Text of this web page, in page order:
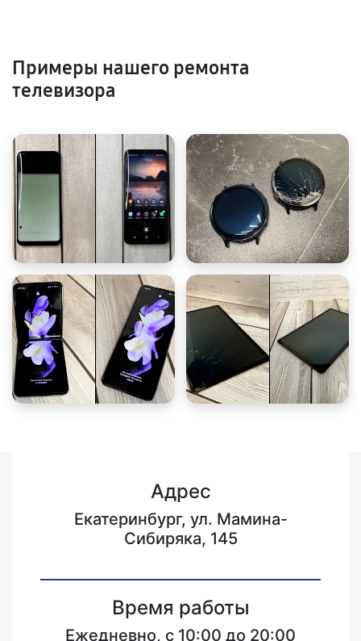
Примеры нашего ремонта
телевизора
Адрес
Екатеринбург, ул. Мамина-
Сибиряка, 145
Время работы
Ежедневно, с 10:00 до 20:00